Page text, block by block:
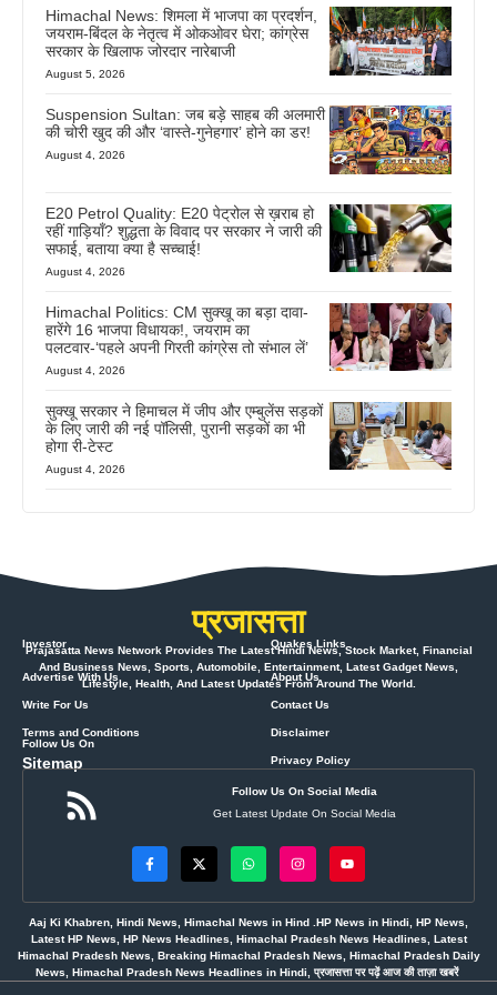
Himachal News: शिमला में भाजपा का प्रदर्शन,
जयराम-बिंदल के नेतृत्व में ओकओवर घेरा; कांग्रेस
सरकार के खिलाफ जोरदार नारेबाजी
August 5, 2026
Suspension Sultan: जब बड़े साहब की अलमारी
की चोरी खुद की और ‘वास्ते-गुनेहगार’ होने का डर!
August 4, 2026
E20 Petrol Quality: E20 पेट्रोल से ख़राब हो
रहीं गाड़ियाँ? शुद्धता के विवाद पर सरकार ने जारी की
सफाई, बताया क्या है सच्चाई!
August 4, 2026
Himachal Politics: CM सुक्खू का बड़ा दावा-
हारेंगे 16 भाजपा विधायक!, जयराम का
पलटवार-‘पहले अपनी गिरती कांग्रेस तो संभाल लें’
August 4, 2026
सुक्खू सरकार ने हिमाचल में जीप और एम्बुलेंस सड़कों
के लिए जारी की नई पॉलिसी, पुरानी सड़कों का भी
होगा री-टेस्ट
August 4, 2026
प्रजासत्ता
Prajasatta News Network Provides The Latest Hindi News, Stock Market, Financial
And Business News, Sports, Automobile, Entertainment, Latest Gadget News,
Lifestyle, Health, And Latest Updates From Around The World.
Investor
Advertise With Us
Write For Us
Terms and Conditions
Sitemap
Quakes Links
About Us
Contact Us
Disclaimer
Privacy Policy
Follow Us On
Follow Us On Social Media
Get Latest Update On Social Media
Aaj Ki Khabren, Hindi News, Himachal News in Hind .HP News in Hindi, HP News,
Latest HP News, HP News Headlines, Himachal Pradesh News Headlines, Latest
Himachal Pradesh News, Breaking Himachal Pradesh News, Himachal Pradesh Daily
News, Himachal Pradesh News Headlines in Hindi, प्रजासत्ता पर पढ़ें आज की ताज़ा खबरें